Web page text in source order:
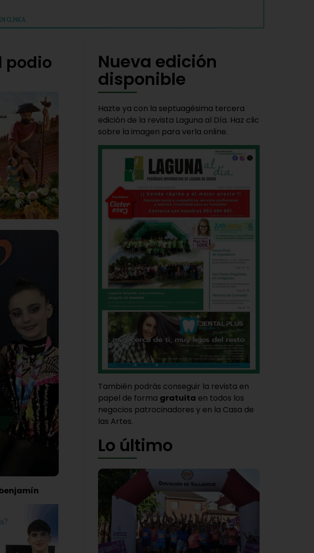
podio
Nueva edición
disponible
Hazte ya con la septuagésima tercera
edición de la revista Laguna al Día. Haz clic
sobre la imagen para verla online.
También podrás conseguir la revista en
papel de forma gratuita en todos los
negocios patrocinadores y en la Casa de
las Artes.
Lo último